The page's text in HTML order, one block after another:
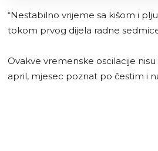
“Nestabilno vrijeme sa kišom i
tokom prvog dijela radne
Ovakve vremenske oscilacije
april, mjesec poznat po čestim i